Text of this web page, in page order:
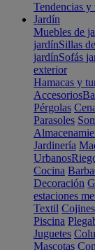
Tendencias y
Jardín
Muebles de
jardínSillas
jardínSofás
exterior
Hamacas y
Accesorios
Pérgolas
Parasoles
Jardinería
Urbanos
Cocina
Decoración
estaciones
Textil
Piscina
Juguetes
Mascotas